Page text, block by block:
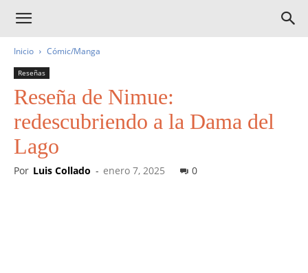
Inicio Cómic/Manga
Reseñas
Reseña de Nimue:
redescubriendo a la Dama del
Lago
Por Luis Collado - enero 7, 2025 0